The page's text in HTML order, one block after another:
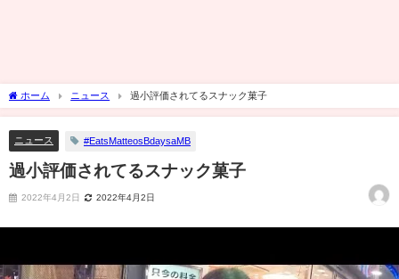
ホーム ニュース 過小評価されてるスナック菓子
ニュース #EatsMatteosBdaysaMB
過小評価されてるスナック菓子
2022年4月2日 2022年4月2日